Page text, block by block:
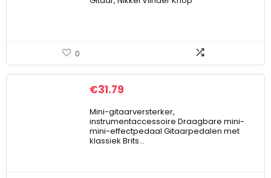
0
€31.79
Mini-gitaarversterker,
instrumentaccessoire Draagbare mini-
mini-effectpedaal Gitaarpedalen met
klassiek Brits…